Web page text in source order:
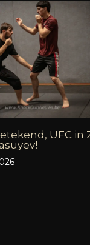
UFC in